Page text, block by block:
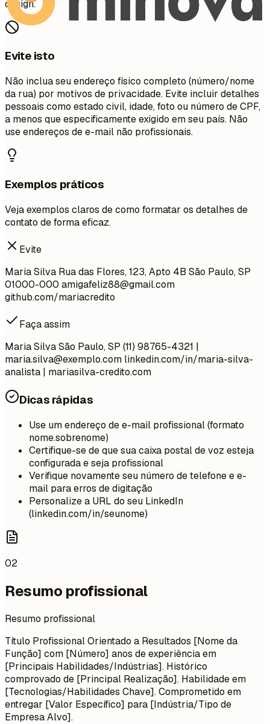
design.
Evite isto
Não inclua seu endereço físico completo (número/nome
da rua) por motivos de privacidade. Evite incluir detalhes
pessoais como estado civil, idade, foto ou número de CPF,
a menos que especificamente exigido em seu país. Não
use endereços de e-mail não profissionais.
Exemplos práticos
Veja exemplos claros de como formatar os detalhes de
contato de forma eficaz.
Evite
Maria Silva Rua das Flores, 123, Apto 4B São Paulo, SP
01000-000 amigafeliz88@gmail.com
github.com/mariacredito
Faça assim
Maria Silva São Paulo, SP (11) 98765-4321 |
maria.silva@exemplo.com linkedin.com/in/maria-silva-
analista | mariasilva-credito.com
Dicas rápidas
Use um endereço de e-mail profissional (formato
nome.sobrenome)
Certifique-se de que sua caixa postal de voz esteja
configurada e seja profissional
Verifique novamente seu número de telefone e e-
mail para erros de digitação
Personalize a URL do seu LinkedIn
(linkedin.com/in/seunome)
02
Resumo profissional
Resumo profissional
Título Profissional Orientado a Resultados [Nome da
Função] com [Número] anos de experiência em
[Principais Habilidades/Indústrias]. Histórico
comprovado de [Principal Realização]. Habilidade em
[Tecnologias/Habilidades Chave]. Comprometido em
entregar [Valor Específico] para [Indústria/Tipo de
Empresa Alvo].